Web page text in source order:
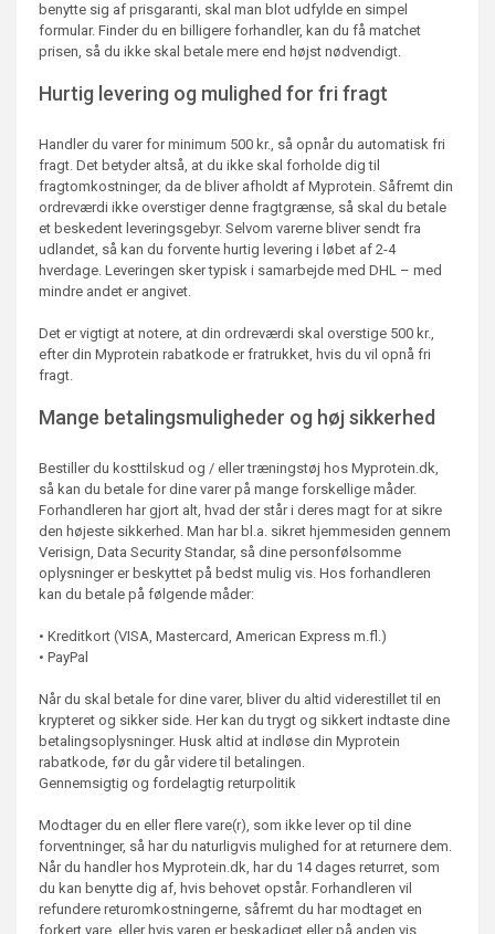
benytte sig af prisgaranti, skal man blot udfylde en simpel
formular. Finder du en billigere forhandler, kan du få matchet
prisen, så du ikke skal betale mere end højst nødvendigt.
Hurtig levering og mulighed for fri fragt
Handler du varer for minimum 500 kr., så opnår du automatisk fri
fragt. Det betyder altså, at du ikke skal forholde dig til
fragtomkostninger, da de bliver afholdt af Myprotein. Såfremt din
ordreværdi ikke overstiger denne fragtgrænse, så skal du betale
et beskedent leveringsgebyr. Selvom varerne bliver sendt fra
udlandet, så kan du forvente hurtig levering i løbet af 2-4
hverdage. Leveringen sker typisk i samarbejde med DHL – med
mindre andet er angivet.
Det er vigtigt at notere, at din ordreværdi skal overstige 500 kr.,
efter din Myprotein rabatkode er fratrukket, hvis du vil opnå fri
fragt.
Mange betalingsmuligheder og høj sikkerhed
Bestiller du kosttilskud og / eller træningstøj hos Myprotein.dk,
så kan du betale for dine varer på mange forskellige måder.
Forhandleren har gjort alt, hvad der står i deres magt for at sikre
den højeste sikkerhed. Man har bl.a. sikret hjemmesiden gennem
Verisign, Data Security Standar, så dine personfølsomme
oplysninger er beskyttet på bedst mulig vis. Hos forhandleren
kan du betale på følgende måder:
• Kreditkort (VISA, Mastercard, American Express m.fl.)
• PayPal
Når du skal betale for dine varer, bliver du altid viderestillet til en
krypteret og sikker side. Her kan du trygt og sikkert indtaste dine
betalingsoplysninger. Husk altid at indløse din Myprotein
rabatkode, før du går videre til betalingen.
Gennemsigtig og fordelagtig returpolitik
Modtager du en eller flere vare(r), som ikke lever op til dine
forventninger, så har du naturligvis mulighed for at returnere dem.
Når du handler hos Myprotein.dk, har du 14 dages returret, som
du kan benytte dig af, hvis behovet opstår. Forhandleren vil
refundere returomkostningerne, såfremt du har modtaget en
forkert vare, eller hvis varen er beskadiget eller på anden vis